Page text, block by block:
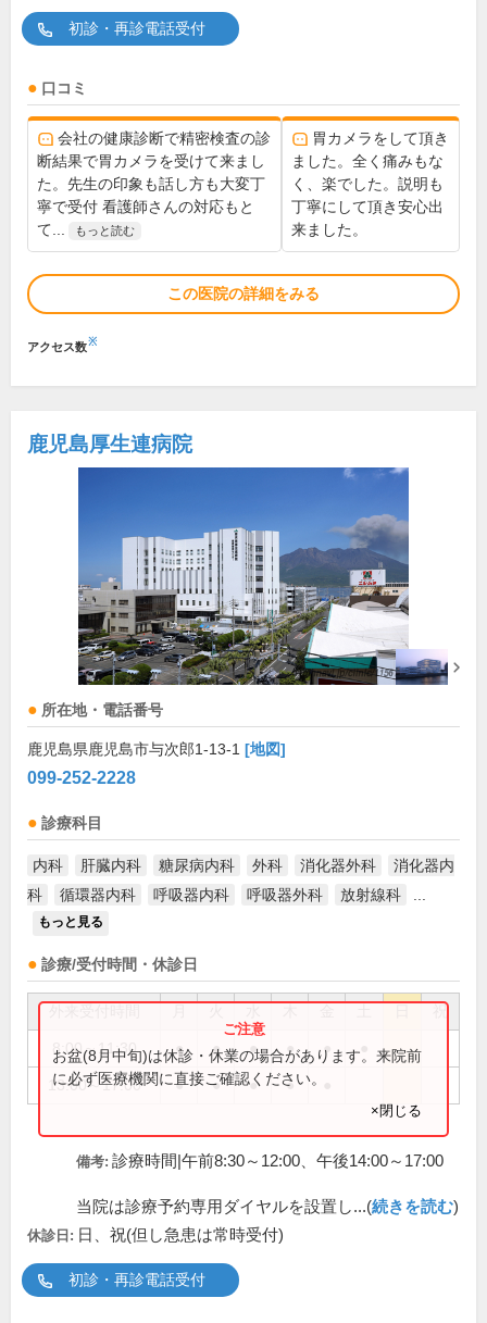
初診・再診電話受付
口コミ
会社の健康診断で精密検査の診
断結果で胃カメラを受けて来まし
た。先生の印象も話し方も大変丁
寧で受付 看護師さんの対応もと
て...
もっと読む
胃カメラをして頂き
ました。全く痛みもな
く、楽でした。説明も
丁寧にして頂き安心出
来ました。
この医院の詳細をみる
アクセス数※
鹿児島厚生連病院
所在地・電話番号
鹿児島県鹿児島市与次郎1-13-1 [地図]
099-252-2228
診療科目
内科 肝臓内科 糖尿病内科 外科 消化器外科
消化器内
科
循環器内科 呼吸器内科 呼吸器外科 放射線科
もっと見る
診療/受付時間・休診日
祝
8:00～11:30 ● ● ● ● ●
13:00～17:00 ● ● ● ●
お盆(8月中旬)は休診・休業の場合があります。来院前
に必ず医療機関に直接ご確認ください。
×閉じる
備考: 診療時間|午前8:30～12:00、午後14:00～17:00
当院は診療予約専用ダイヤルを設置し...(続きを読む)
休診日: 日、祝(但し急患は常時受付)
初診・再診電話受付